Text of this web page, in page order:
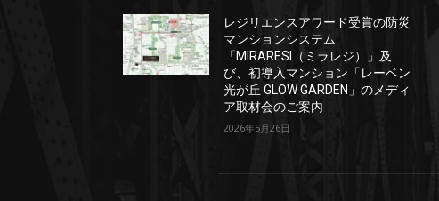
レジリエンスアワード受賞の防災
マンションシステム
「MIRARESI（ミラレジ）」及
び、初導入マンション「レーベン
光が丘 GLOW GARDEN」のメディ
ア取材会のご案内
2026年5月26日